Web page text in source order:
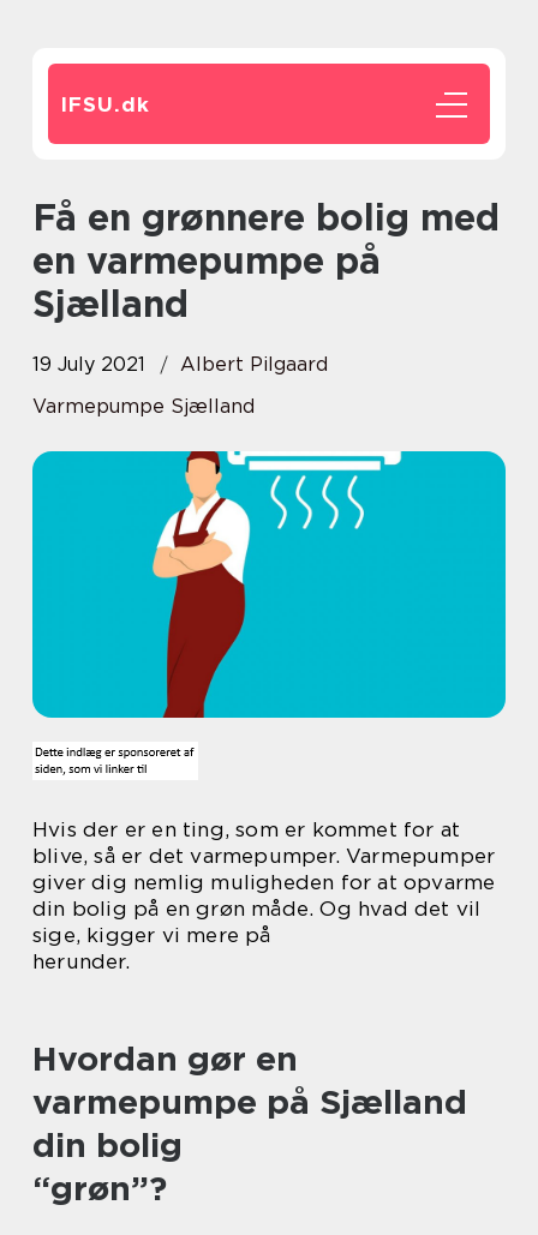
IFSU.dk
Få en grønnere bolig med
en varmepumpe på
Sjælland
19 July 2021
Albert Pilgaard
Varmepumpe Sjælland
Hvis der er en ting, som er kommet for at
blive, så er det varmepumper. Varmepumper
giver dig nemlig muligheden for at opvarme
din bolig på en grøn måde. Og hvad det vil
sige, kigger vi mere på
herunder.
Hvordan gør en
varmepumpe på Sjælland
din bolig
“grøn”?